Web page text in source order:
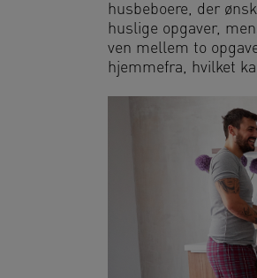
husbeboere, der
huslige opgaver,
ven mellem to
hjemmefra, hvilket